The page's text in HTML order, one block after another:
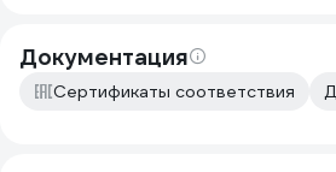
Документация
Сертификаты соответствия